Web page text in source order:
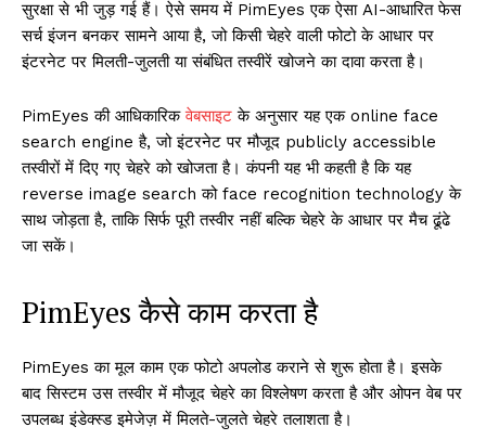
सुरक्षा से भी जुड़ गई हैं। ऐसे समय में PimEyes एक ऐसा AI-आधारित फेस
सर्च इंजन बनकर सामने आया है, जो किसी चेहरे वाली फोटो के आधार पर
इंटरनेट पर मिलती-जुलती या संबंधित तस्वीरें खोजने का दावा करता है।
PimEyes की आधिकारिकवेबसाइट के अनुसार यह एक online face
search engine है, जो इंटरनेट पर मौजूद publicly accessible
तस्वीरों में दिए गए चेहरे को खोजता है। कंपनी यह भी कहती है कि यह
reverse image search को face recognition technology के
साथ जोड़ता है, ताकि सिर्फ पूरी तस्वीर नहीं बल्कि चेहरे के आधार पर मैच ढूंढे
जा सकें।
PimEyes कैसे काम करता है
PimEyes का मूल काम एक फोटो अपलोड कराने से शुरू होता है। इसके
बाद सिस्टम उस तस्वीर में मौजूद चेहरे का विश्लेषण करता है और ओपन वेब पर
उपलब्ध इंडेक्स्ड इमेजेज़ में मिलते-जुलते चेहरे तलाशता है।